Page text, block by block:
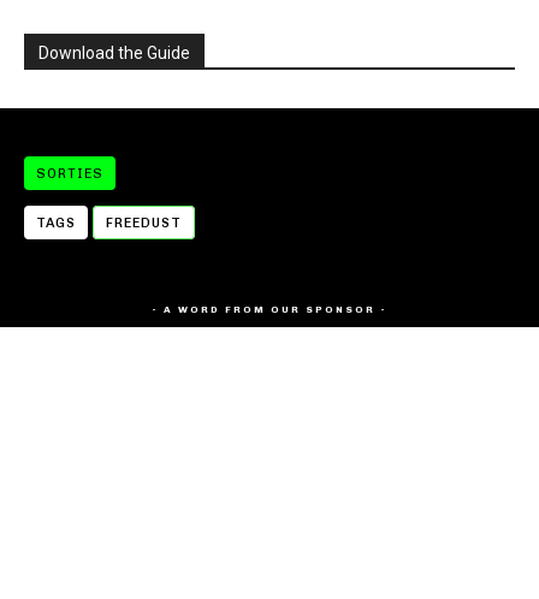
Download the Guide
SORTIES
TAGS FREEDUST
- A WORD FROM OUR SPONSOR -